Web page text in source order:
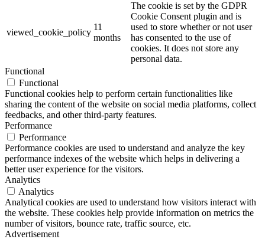
viewed_cookie_policy
11
months
The cookie is set by the GDPR
Cookie Consent plugin and is
used to store whether or not user
has consented to the use of
cookies. It does not store any
personal data.
Functional
Functional
Functional cookies help to perform certain functionalities like
sharing the content of the website on social media platforms, collect
feedbacks, and other third-party features.
Performance
Performance
Performance cookies are used to understand and analyze the key
performance indexes of the website which helps in delivering a
better user experience for the visitors.
Analytics
Analytics
Analytical cookies are used to understand how visitors interact with
the website. These cookies help provide information on metrics the
number of visitors, bounce rate, traffic source, etc.
Advertisement